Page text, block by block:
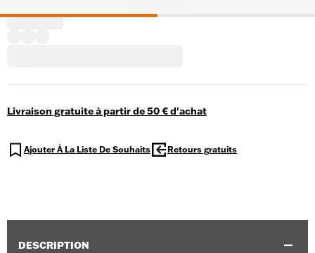
Livraison gratuite à partir de 50 € d'achat
Ajouter À La Liste De Souhaits Retours gratuits
DESCRIPTION